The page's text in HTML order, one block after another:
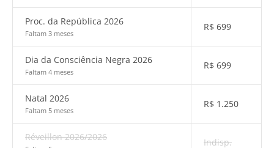
Proc. da República 2026
Faltam 3 meses
R$ 699
Dia da Consciência Negra 2026
Faltam 4 meses
R$ 699
Natal 2026
Faltam 5 meses
R$ 1.250
Réveillon 2026/2026 Indisp.